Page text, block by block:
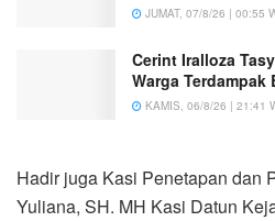
JUMAT, 07/8/26 | 00:55
Cerint Iralloza
Warga Terdampak
KAMIS, 06/8/26 | 21:41
Hadir juga Kasi Penetapan dan
Yuliana, SH. MH Kasi Datun